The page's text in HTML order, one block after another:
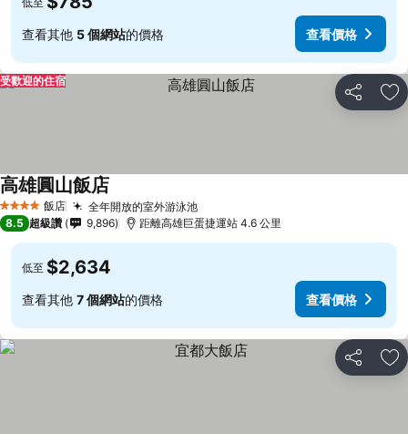
查看其他 5 個網站的價格 查看價格
分享 加
受歡迎的住宿
4 星級 飯店 全年開放的室外游泳池
高雄圓山飯店
8.5 超級讚 9,896 距離高雄巨蛋捷運站 4.6 公里
低至 $2,634
查看其他 7 個網站的價格 查看價格
分享 加